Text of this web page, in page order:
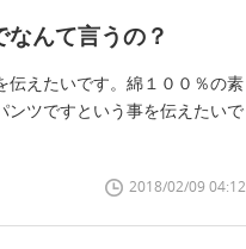
んて言うの？
伝えたいです。綿１００％の素
ンツですという事を伝えたいで
2018/02/09 04:12